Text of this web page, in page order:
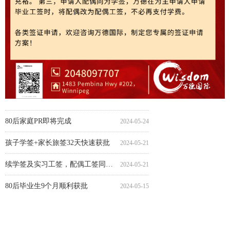
2024-05-27
学签方语言班在读，配偶工签顺利获批
2024-05-24
80后家庭PR即将完成
2024-05-21
孩子学签+家长旅签32天快速获批
2024-05-21
2024-05-15
80后毕业生9个月顺利获批
2024-05-15
80后家庭PR快速完成 2024-05-09
毕业工签4个月顺利获批 2024-05-08
毕业工签省提名4.5个月顺利获批 2024-05-07
配偶工签省提名近7.5个月顺利获批 2024-04-30
配偶工签7个月获批省提名 2024-04-30
配偶工签8个月获批省提名 2024-04-30
毕业工签8个月获批省提名 2024-04-29
境内孩子学签24天快速获批 2024-04-25
陪读旅游签2.5个月顺利获批 2024-04-25
配偶工签8个月获批省提名 2024-04-24
90后家庭PR即将完成 2024-04-19
小留学生学签16天快速获批 2024-04-15
旅游签13天极速获批 2024-04-15
中学生学签15天快速获批 2024-04-09
90后家庭ECOPR光速完成